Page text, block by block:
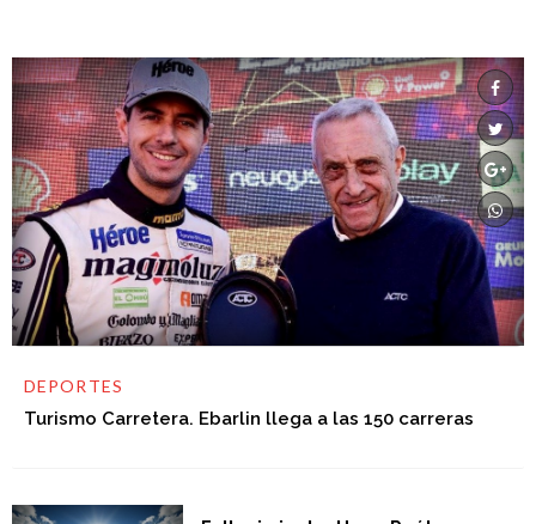
DEPORTES
Turismo Carretera. Ebarlin llega a las 150 carreras